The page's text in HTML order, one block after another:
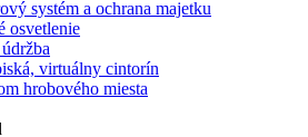
systém a ochrana majetku
osvetlenie
virtuálny cintorín
hrobového miesta